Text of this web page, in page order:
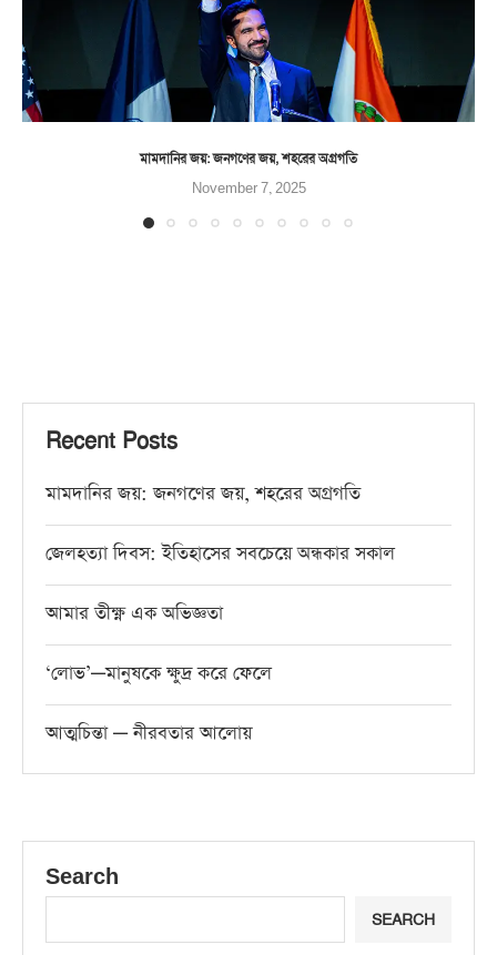
মামদানির জয়: জনগণের জয়, শহরের অগ্রগতি
November 7, 2025
Recent Posts
মামদানির জয়: জনগণের জয়, শহরের অগ্রগতি
জেলহত্যা দিবস: ইতিহাসের সবচেয়ে অন্ধকার সকাল
আমার তীক্ষ্ণ এক অভিজ্ঞতা
‘লোভ’—মানুষকে ক্ষুদ্র করে ফেলে
আত্মচিন্তা — নীরবতার আলোয়
Search
SEARCH